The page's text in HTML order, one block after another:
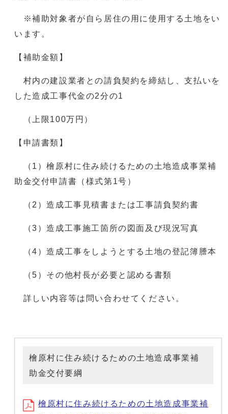
※補助対象者が自ら居住の用に使用する土地をい
います。
【補助金額】
村内の建設業者との請負契約を締結し、支払いを
した造成工事代金の2分の1
（上限100万円）
【申請書類】
（1）檜原村に住み続けるための土地造成事業補
助金交付申請書（様式第1号）
（2）造成工事見積書または工事請負契約書
（3）造成工事施工箇所の図面及び現況写真
（4）造成工事をしようとする土地の登記簿謄本
（5）その他村長が必要と認める書類
詳しい内容等は問い合わせてください。
檜原村に住み続けるための土地造成事業補
助金交付要綱
檜原村に住み続けるための土地造成事業補